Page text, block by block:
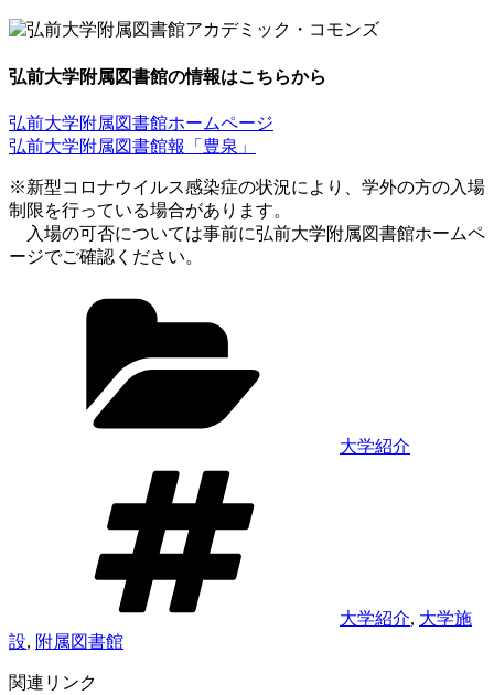
弘前大学附属図書館の情報はこちらから
弘前大学附属図書館ホームページ
弘前大学附属図書館報「豊泉」
※新型コロナウイルス感染症の状況により、学外の方の入場
制限を行っている場合があります。
入場の可否については事前に弘前大学附属図書館ホームペ
ージでご確認ください。
大学紹介
大学紹介, 大学施
設, 附属図書館
関連リンク